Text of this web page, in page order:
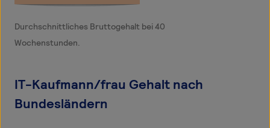
Durchschnittliches Bruttogehalt bei 40
Wochenstunden.
IT-Kaufmann/frau Gehalt nach
Bundesländern